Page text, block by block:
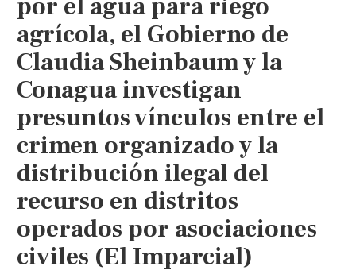
(MAXQDA)
por el agua para riego
agrícola, el Gobierno de
Claudia Sheinbaum y la
Conagua investigan
presuntos vínculos entre el
crimen organizado y la
distribución ilegal del
recurso en distritos
operados por asociaciones
civiles (El Imparcial)